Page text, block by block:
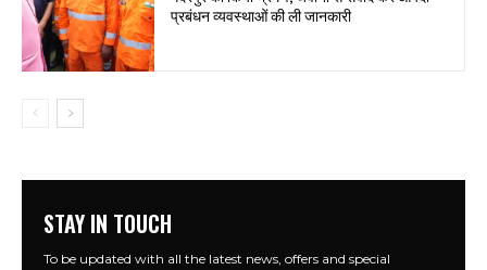
प्रबंधन व्यवस्थाओं की ली जानकारी
STAY IN TOUCH
To be updated with all the latest news, offers and special